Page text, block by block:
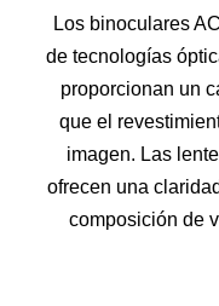
Los binoculares
de tecnologías
proporcionan un
que el
imagen. Las
ofrecen una
composición de